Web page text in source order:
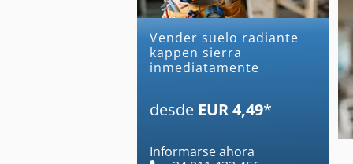
Vender suelo radiante
kappen sierra
inmediatamente
desde EUR 4,49*
Informarse ahora